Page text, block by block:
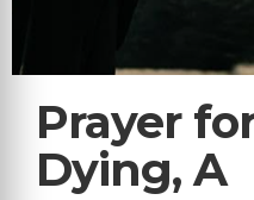
Prayer
Dying, A